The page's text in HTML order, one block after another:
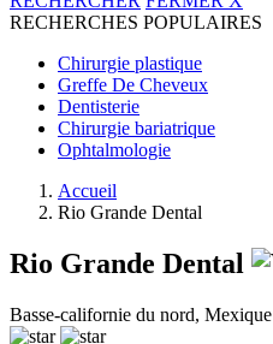
RECHERCHES POPULAIRES
Chirurgie plastique
Greffe De Cheveux
Dentisterie
Chirurgie bariatrique
Ophtalmologie
Accueil
Rio Grande Dental
Rio Grande Dental
Basse-californie du nord, Mexique